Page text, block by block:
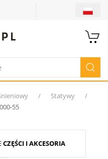
Statywy
55
CZĘŚCI I AKCESORIA